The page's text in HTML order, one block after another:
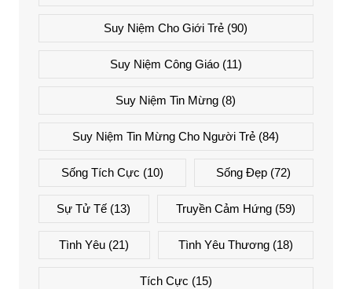
Suy Niệm Cho Giới Trẻ (90)
Suy Niệm Công Giáo(11)
Suy Niệm Tin Mừng (8)
Suy Niệm Tin Mừng Cho Người Trẻ (84)
Sống Tích Cực (10) Sống Đẹp (72)
Sự Tử Tế (13) Truyền Cảm Hứng(59)
Tình Yêu (21) Tình Yêu Thương(18)
Tích Cực (15)